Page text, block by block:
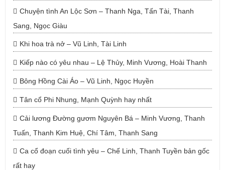
Chuyện tình An Lộc Sơn – Thanh Nga, Tấn Tài, Thanh
Sang, Ngọc Giàu
Khi hoa trà nở – Vũ Linh, Tài Linh
Kiếp nào có yêu nhau – Lệ Thủy, Minh Vương, Hoài Thanh
Bông Hồng Cài Áo – Vũ Linh, Ngọc Huyền
Tân cổ Phi Nhung, Mạnh Quỳnh hay nhất
Cải lương Đường gươm Nguyên Bá – Minh Vương, Thanh
Tuấn, Thanh Kim Huệ, Chí Tâm, Thanh Sang
Ca cổ đoạn cuối tình yêu – Chế Linh, Thanh Tuyền bản gốc
rất hay